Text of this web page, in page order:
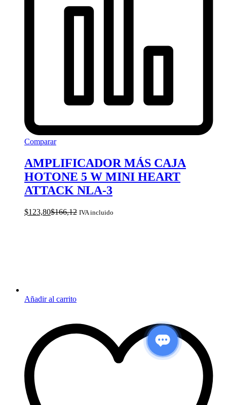
Comparar
AMPLIFICADOR MÁS CAJA
HOTONE 5 W MINI HEART
ATTACK NLA-3
$123,80$166,12 IVA incluido
Añadir al carrito